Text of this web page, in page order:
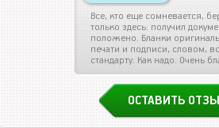
Все, кто еще сомневается,
только здесь: получил
положено. Бланки
печати и подписи, словом,
стандарту. Как надо. Очень
ОСТАВИТЬ